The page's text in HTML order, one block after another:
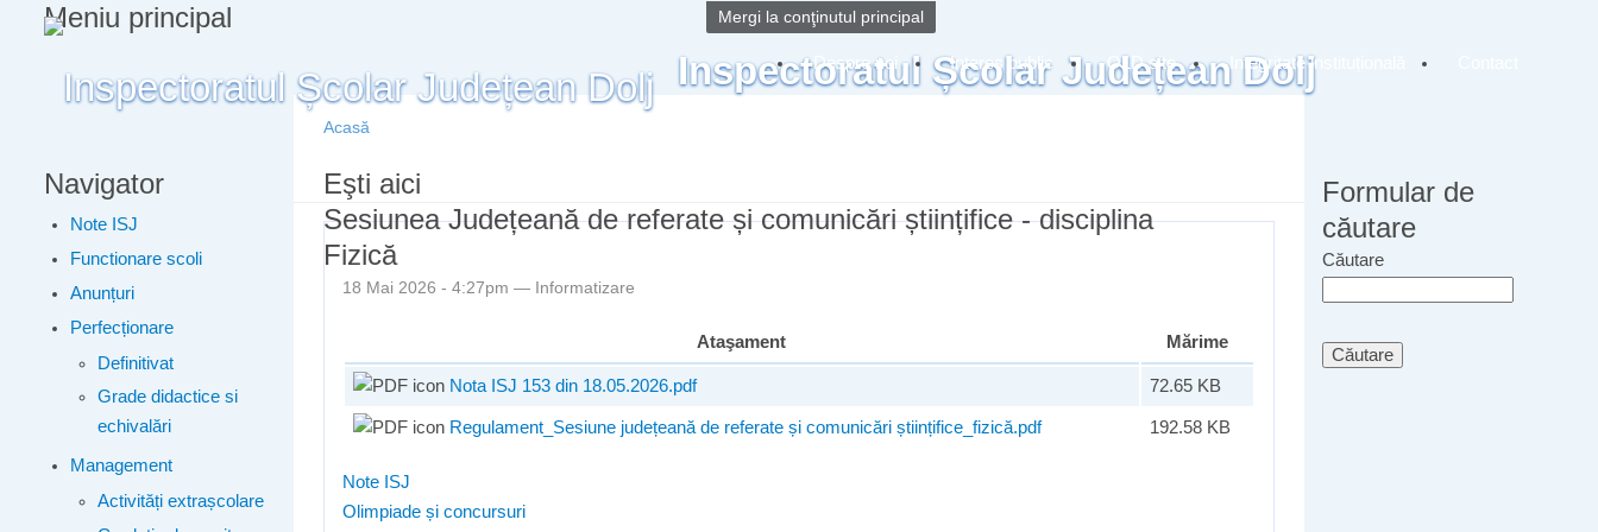
Mergi la conţinutul principal
Inspectoratul Școlar Județean Dolj
Meniu principal
Despre noi Interes public OLD site Integritate instituțională
Navigator
Note ISJ
Functionare scoli
Anunțuri
Perfecționare
Definitivat
Grade didactice si
echivalări
Management
Activități extrașcolare
Eşti aici
Acasă
Sesiunea Județeană de referate și comunicări științifice - disciplina
Fizică
18 Mai 2026 - 4:27pm — Informatizare
Ataşament Mărime
Nota ISJ 153 din 18.05.2026.pdf 72.65 KB
Regulament_Sesiune județeană de referate și comunicări științifice_fizică.pdf 192.58 KB
Note ISJ
Olimpiade și concursuri
Formular de
căutare
Căutare